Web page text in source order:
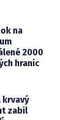
na
2000
hranic
krvavý
zabil